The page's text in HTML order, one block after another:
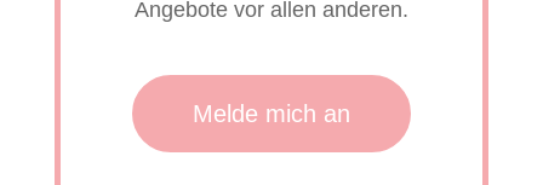
Angebote vor allen anderen.
Melde mich an